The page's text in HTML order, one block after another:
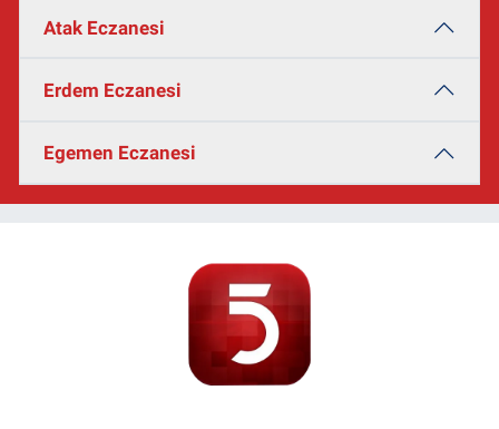
Atak Eczanesi
Erdem Eczanesi
Egemen Eczanesi